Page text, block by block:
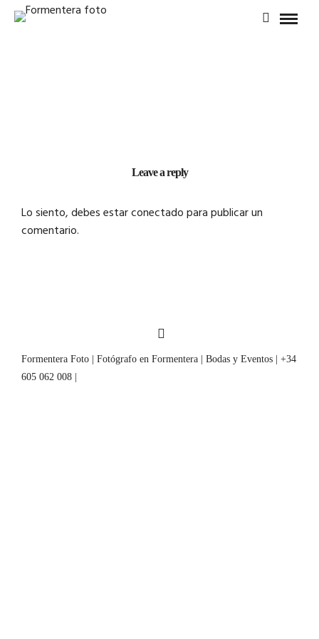
Leave a reply
Lo siento, debes estarconectadopara publicar un
comentario.
Formentera Foto | Fotógrafo en Formentera | Bodas y Eventos | +34
605 062 008 |